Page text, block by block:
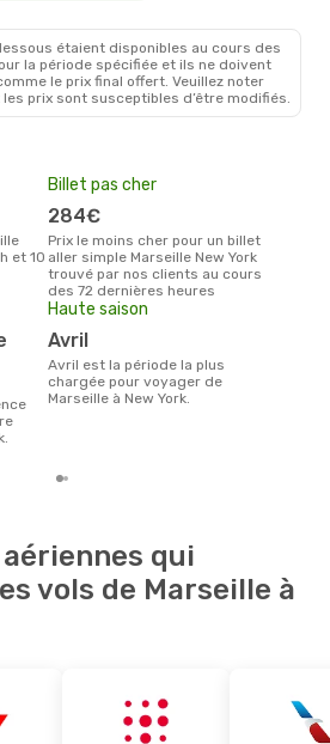
étaient disponibles au cours des
la période spécifiée et ils ne doivent
le prix final offert. Veuillez noter
prix sont susceptibles d’être modifiés.
et 10
Billet pas cher
284€
Prix le moins cher pour un billet
aller simple Marseille New York
trouvé par nos clients au cours
des 72 dernières heures
Haute saison
avril
avril est la période la plus
chargée pour voyager de
Marseille à New York.
qui
vols de Marseille à